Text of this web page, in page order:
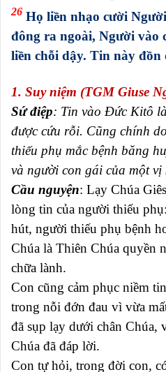
26 Họ liền nhạo cười
đông ra ngoài, Người vào
liền chỗi dậy. Tin này đồn
1. Suy niệm (TGM Giuse
Sứ điệp: Tin vào Đức Kitô
được cứu rỗi. Cũng chính
thiếu phụ mắc bệnh băng
và người con gái của một vị
Cầu nguyện: Lạy Chúa
lòng tin của người thiếu
hút, người thiếu phụ bệnh
Chúa là Thiên Chúa quyền
chữa lành.
Con cũng cảm phục niềm
trong nỗi đớn đau vì vừa
đã sụp lạy dưới chân Chúa,
Chúa đã đáp lời.
Con tự hỏi, trong đời con,